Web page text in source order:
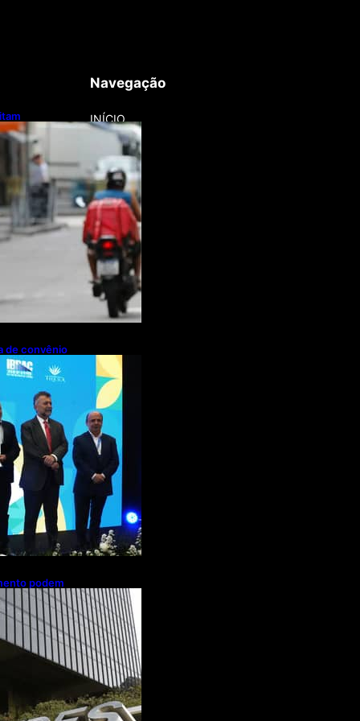
e bicicletas
de convênio
R$ 2,63
de cachaça
podem
de brasileiros
Navegação
INÍCIO